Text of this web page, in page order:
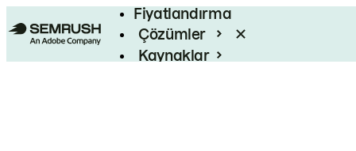
Fiyatlandırma
Çözümler
Kaynaklar